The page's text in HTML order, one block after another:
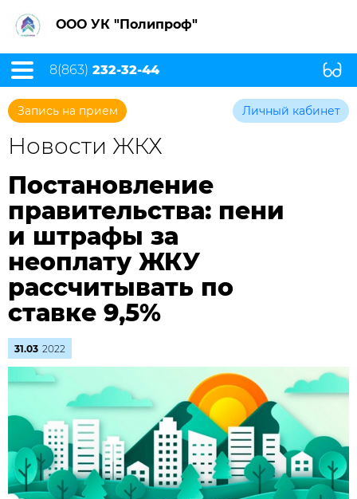
ООО УК "Полипроф"
8(863) 232-32-44
Запись на прием Личный кабинет
Новости ЖКХ
Постановление
правительства: пени
и штрафы за
неоплату ЖКУ
рассчитывать по
ставке 9,5%
31.03 2022